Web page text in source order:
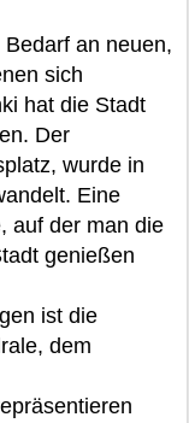
an neuen,
sich
hat die Stadt
Der
wurde in
Eine
auf der man die
genießen
ist die
dem